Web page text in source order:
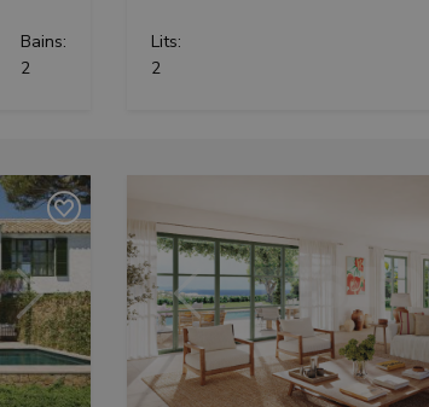
Bains:
2
Lits:
2
Suivant Précédent